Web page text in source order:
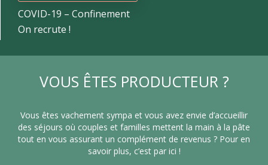
COVID-19 – Confinement
On recrute !
VOUS ÊTES PRODUCTEUR ?
Vous êtes vachement sympa et vous avez envie d’accueillir
des séjours où couples et familles mettent la main à la pâte
tout en vous assurant un complément de revenus ? Pour en
savoir plus, c’est par ici !